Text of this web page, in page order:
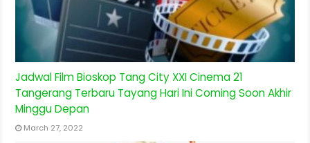
Jadwal Film Bioskop Tang City XXI Cinema 21
Tangerang Terbaru Tayang Hari Ini Coming Soon Akhir
Minggu Depan
March 27, 2022